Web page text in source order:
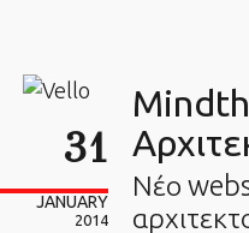
31
JANUARY
2014
Νέο